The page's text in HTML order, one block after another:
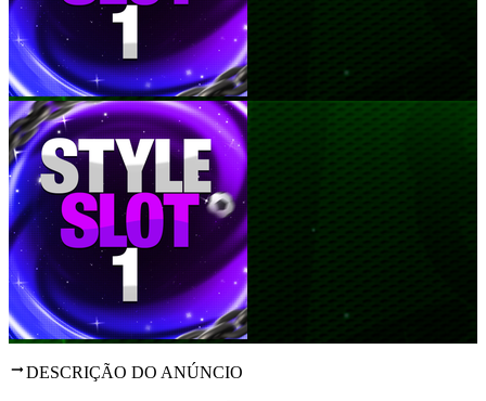
DESCRIÇÃO DO ANÚNCIO